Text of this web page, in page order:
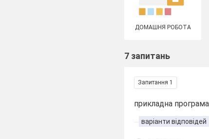
ДОМАШНЯ РОБОТА
7 запитань
Запитання 1
прикладна
варіанти відповідей